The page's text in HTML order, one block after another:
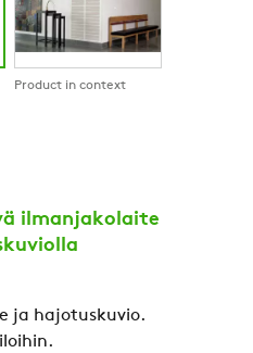
Product in context
ilmanjakolaite
ja hajotuskuvio.